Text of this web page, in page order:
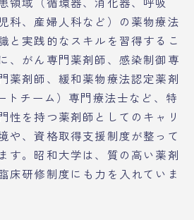
科、産婦人科など）の薬物療法
と実践的なスキルを習得するこ
、がん専門薬剤師、感染制御専
薬剤師、緩和薬物療法認定薬剤
トチーム）専門療法士など、特
性を持つ薬剤師としてのキャリ
や、資格取得支援制度が整って
す。昭和大学は、質の高い薬剤
床研修制度にも力を入れていま